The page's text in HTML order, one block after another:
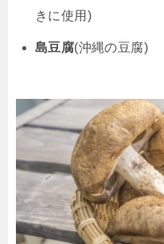
きに使用)
島豆腐(沖縄の豆腐)